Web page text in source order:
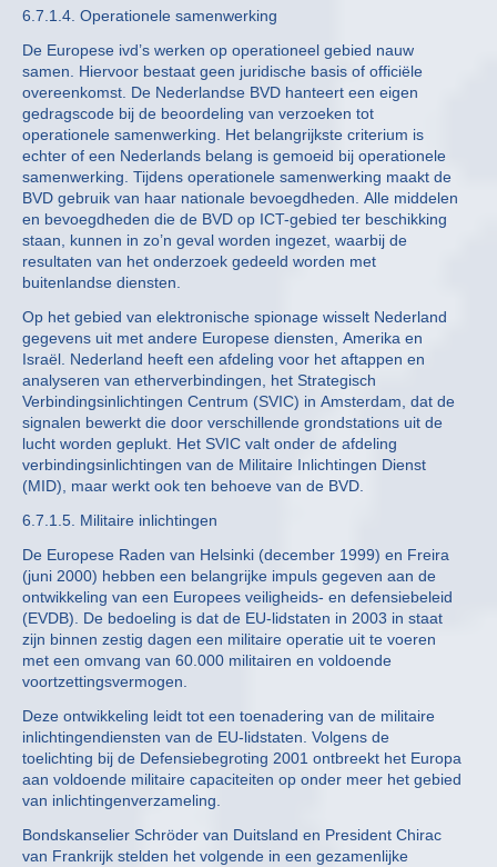
6.7.1.4. Operationele samenwerking
De Europese ivd’s werken op operationeel gebied nauw
samen. Hiervoor bestaat geen juridische basis of officiële
overeenkomst. De Nederlandse BVD hanteert een eigen
gedragscode bij de beoordeling van verzoeken tot
operationele samenwerking. Het belangrijkste criterium is
echter of een Nederlands belang is gemoeid bij operationele
samenwerking. Tijdens operationele samenwerking maakt de
BVD gebruik van haar nationale bevoegdheden. Alle middelen
en bevoegdheden die de BVD op ICT-gebied ter beschikking
staan, kunnen in zo’n geval worden ingezet, waarbij de
resultaten van het onderzoek gedeeld worden met
buitenlandse diensten.
Op het gebied van elektronische spionage wisselt Nederland
gegevens uit met andere Europese diensten, Amerika en
Israël. Nederland heeft een afdeling voor het aftappen en
analyseren van etherverbindingen, het Strategisch
Verbindingsinlichtingen Centrum (SVIC) in Amsterdam, dat de
signalen bewerkt die door verschillende grondstations uit de
lucht worden geplukt. Het SVIC valt onder de afdeling
verbindingsinlichtingen van de Militaire Inlichtingen Dienst
(MID), maar werkt ook ten behoeve van de BVD.
6.7.1.5. Militaire inlichtingen
De Europese Raden van Helsinki (december 1999) en Freira
(juni 2000) hebben een belangrijke impuls gegeven aan de
ontwikkeling van een Europees veiligheids- en defensiebeleid
(EVDB). De bedoeling is dat de EU-lidstaten in 2003 in staat
zijn binnen zestig dagen een militaire operatie uit te voeren
met een omvang van 60.000 militairen en voldoende
voortzettingsvermogen.
Deze ontwikkeling leidt tot een toenadering van de militaire
inlichtingendiensten van de EU-lidstaten. Volgens de
toelichting bij de Defensiebegroting 2001 ontbreekt het Europa
aan voldoende militaire capaciteiten op onder meer het gebied
van inlichtingenverzameling.
Bondskanselier Schröder van Duitsland en President Chirac
van Frankrijk stelden het volgende in een gezamenlijke